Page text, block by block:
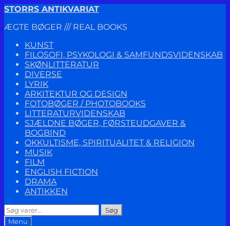
Spring
navigation
Spring
indhold
STORRS ANTIKVARIAT
ÆGTE BØGER /// REAL BOOKS
KUNST
FILOSOFI, PSYKOLOGI & SAMFUNDSVIDENSKAB
SKØNLITTERATUR
DIVERSE
LYRIK
ARKITEKTUR OG DESIGN
FOTOBØGER / PHOTOBOOKS
LITTERATURVIDENSKAB
SJÆLDNE BØGER, FØRSTEUDGAVER &
BOGBIND
OKKULTISME, SPIRITUALITET & RELIGION
MUSIK
FILM
ENGLISH FICTION
DRAMA
ANTIKKEN
Søg
efter:
Søg
Menu